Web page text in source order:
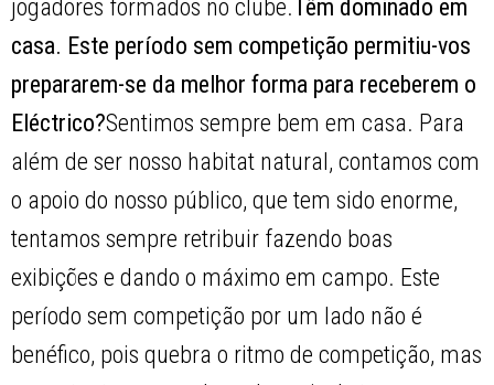
jogadores formados no clube. Têm dominado em
casa. Este período sem competição permitiu-vos
prepararem-se da melhor forma para receberem o
Eléctrico?Sentimos sempre bem em casa. Para
além de ser nosso habitat natural, contamos com
o apoio do nosso público, que tem sido enorme,
tentamos sempre retribuir fazendo boas
exibições e dando o máximo em campo. Este
período sem competição por um lado não é
benéfico, pois quebra o ritmo de competição, mas